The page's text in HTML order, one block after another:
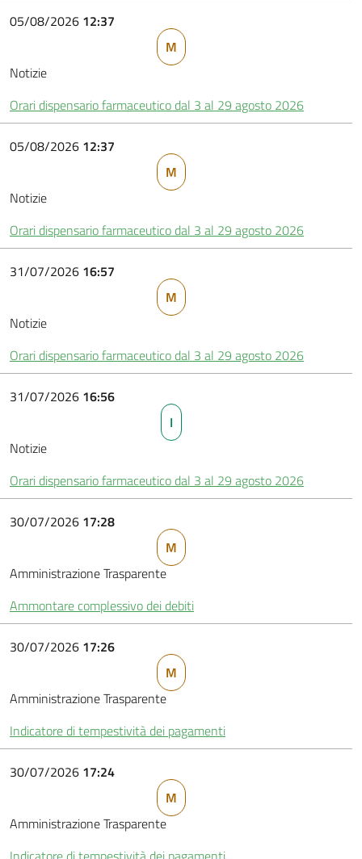
05/08/2026 12:37
M
Notizie
Orari dispensario farmaceutico dal 3 al 29 agosto 2026
05/08/2026 12:37
M
Notizie
Orari dispensario farmaceutico dal 3 al 29 agosto 2026
31/07/2026 16:57
M
Notizie
Orari dispensario farmaceutico dal 3 al 29 agosto 2026
31/07/2026 16:56
I
Notizie
Orari dispensario farmaceutico dal 3 al 29 agosto 2026
30/07/2026 17:28
M
Amministrazione Trasparente
Ammontare complessivo dei debiti
30/07/2026 17:26
M
Amministrazione Trasparente
Indicatore di tempestività dei pagamenti
30/07/2026 17:24
M
Amministrazione Trasparente